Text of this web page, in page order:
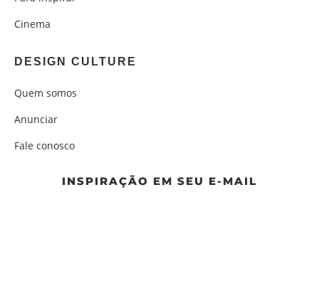
Cinema
DESIGN CULTURE
Quem somos
Anunciar
Fale conosco
INSPIRAÇÃO EM SEU E-MAIL